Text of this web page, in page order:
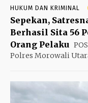
HUKUM DAN KRIMINAL
Sepekan,
Berhasil Sita 56
Orang Pelaku
Polres Morowali